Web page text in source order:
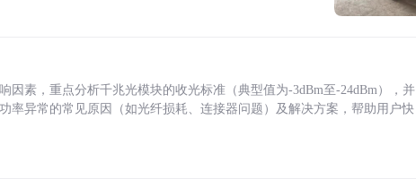
因素，重点分析千兆光模块的收光标准（典型值为-3dBm至-24dBm），并
率异常的常见原因（如光纤损耗、连接器问题）及解决方案，帮助用户快